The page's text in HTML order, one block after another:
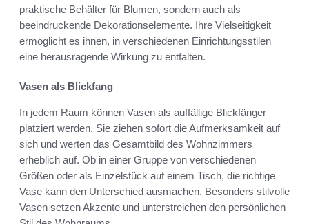
praktische Behälter für Blumen, sondern auch als
beeindruckende Dekorationselemente. Ihre Vielseitigkeit
ermöglicht es ihnen, in verschiedenen Einrichtungsstilen
eine herausragende Wirkung zu entfalten.
Vasen als Blickfang
In jedem Raum können Vasen als auffällige Blickfänger
platziert werden. Sie ziehen sofort die Aufmerksamkeit auf
sich und werten das Gesamtbild des Wohnzimmers
erheblich auf. Ob in einer Gruppe von verschiedenen
Größen oder als Einzelstück auf einem Tisch, die richtige
Vase kann den Unterschied ausmachen. Besonders stilvolle
Vasen setzen Akzente und unterstreichen den persönlichen